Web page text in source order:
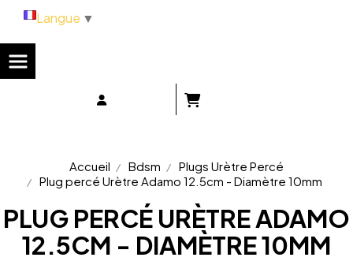
Accueil Bdsm
Plugs Urètre Percé
Plug percé Urètre Adamo 12.5cm - Diamètre 10mm
PLUG PERCÉ URÈTRE ADAMO
12.5CM - DIAMÈTRE 10MM
Langue ▼